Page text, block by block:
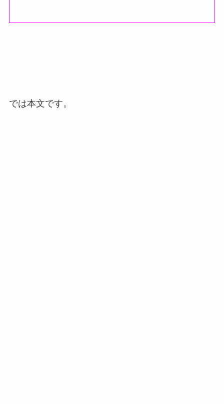
では本文です。